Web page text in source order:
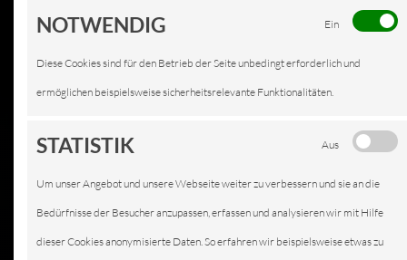
NOTWENDIG Ein
Diese Cookies sind für den Betrieb der Seite unbedingt erforderlich und
ermöglichen beispielsweise sicherheitsrelevante Funktionalitäten.
STATISTIK Aus
Um unser Angebot und unsere Webseite weiter zu verbessern und sie an die
Bedürfnisse der Besucher anzupassen, erfassen und analysieren wir mit Hilfe
dieser Cookies anonymisierte Daten. So erfahren wir beispielsweise etwas zu